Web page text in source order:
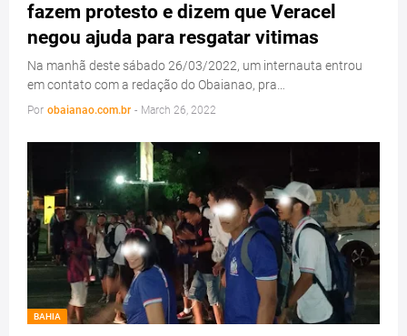
fazem protesto e dizem que Veracel
negou ajuda para resgatar vitimas
Na manhã deste sábado 26/03/2022, um internauta entrou
em contato com a redação do Obaianao, pra…
Por obaianao.com.br - March 26, 2022
BAHIA